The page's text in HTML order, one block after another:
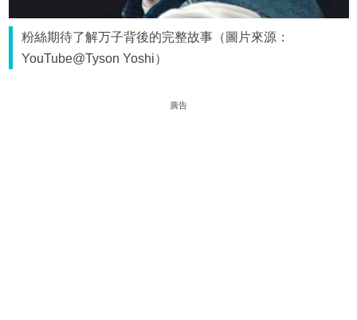
粉絲期待了解万子背後的完整故事（圖片來源：
YouTube@Tyson Yoshi）
廣告